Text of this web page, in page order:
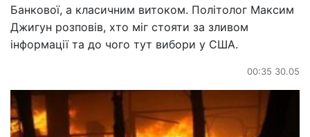
Банкової, а класичним витоком. Політолог Максим
Джигун розповів, хто міг стояти за зливом
інформації та до чого тут вибори у США.
00:35 30.05